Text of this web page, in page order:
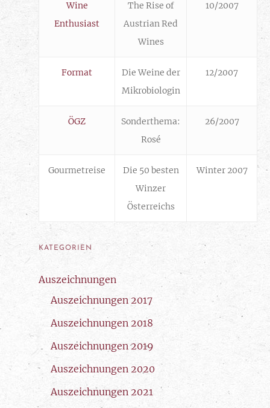
Wine
Enthusiast
The Rise of
Austrian Red
Wines
10/2007
Format
Die Weine der
Mikrobiologin
12/2007
ÖGZ
Sonderthema:
Rosé
26/2007
Gourmetreise
Die 50 besten
Winzer
Österreichs
Winter 2007
KATEGORIEN
Auszeichnungen
Auszeichnungen 2017
Auszeichnungen 2018
Auszeichnungen 2019
Auszeichnungen 2020
Auszeichnungen 2021